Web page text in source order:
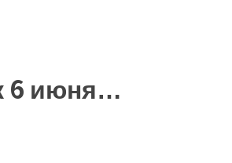
6 июня…